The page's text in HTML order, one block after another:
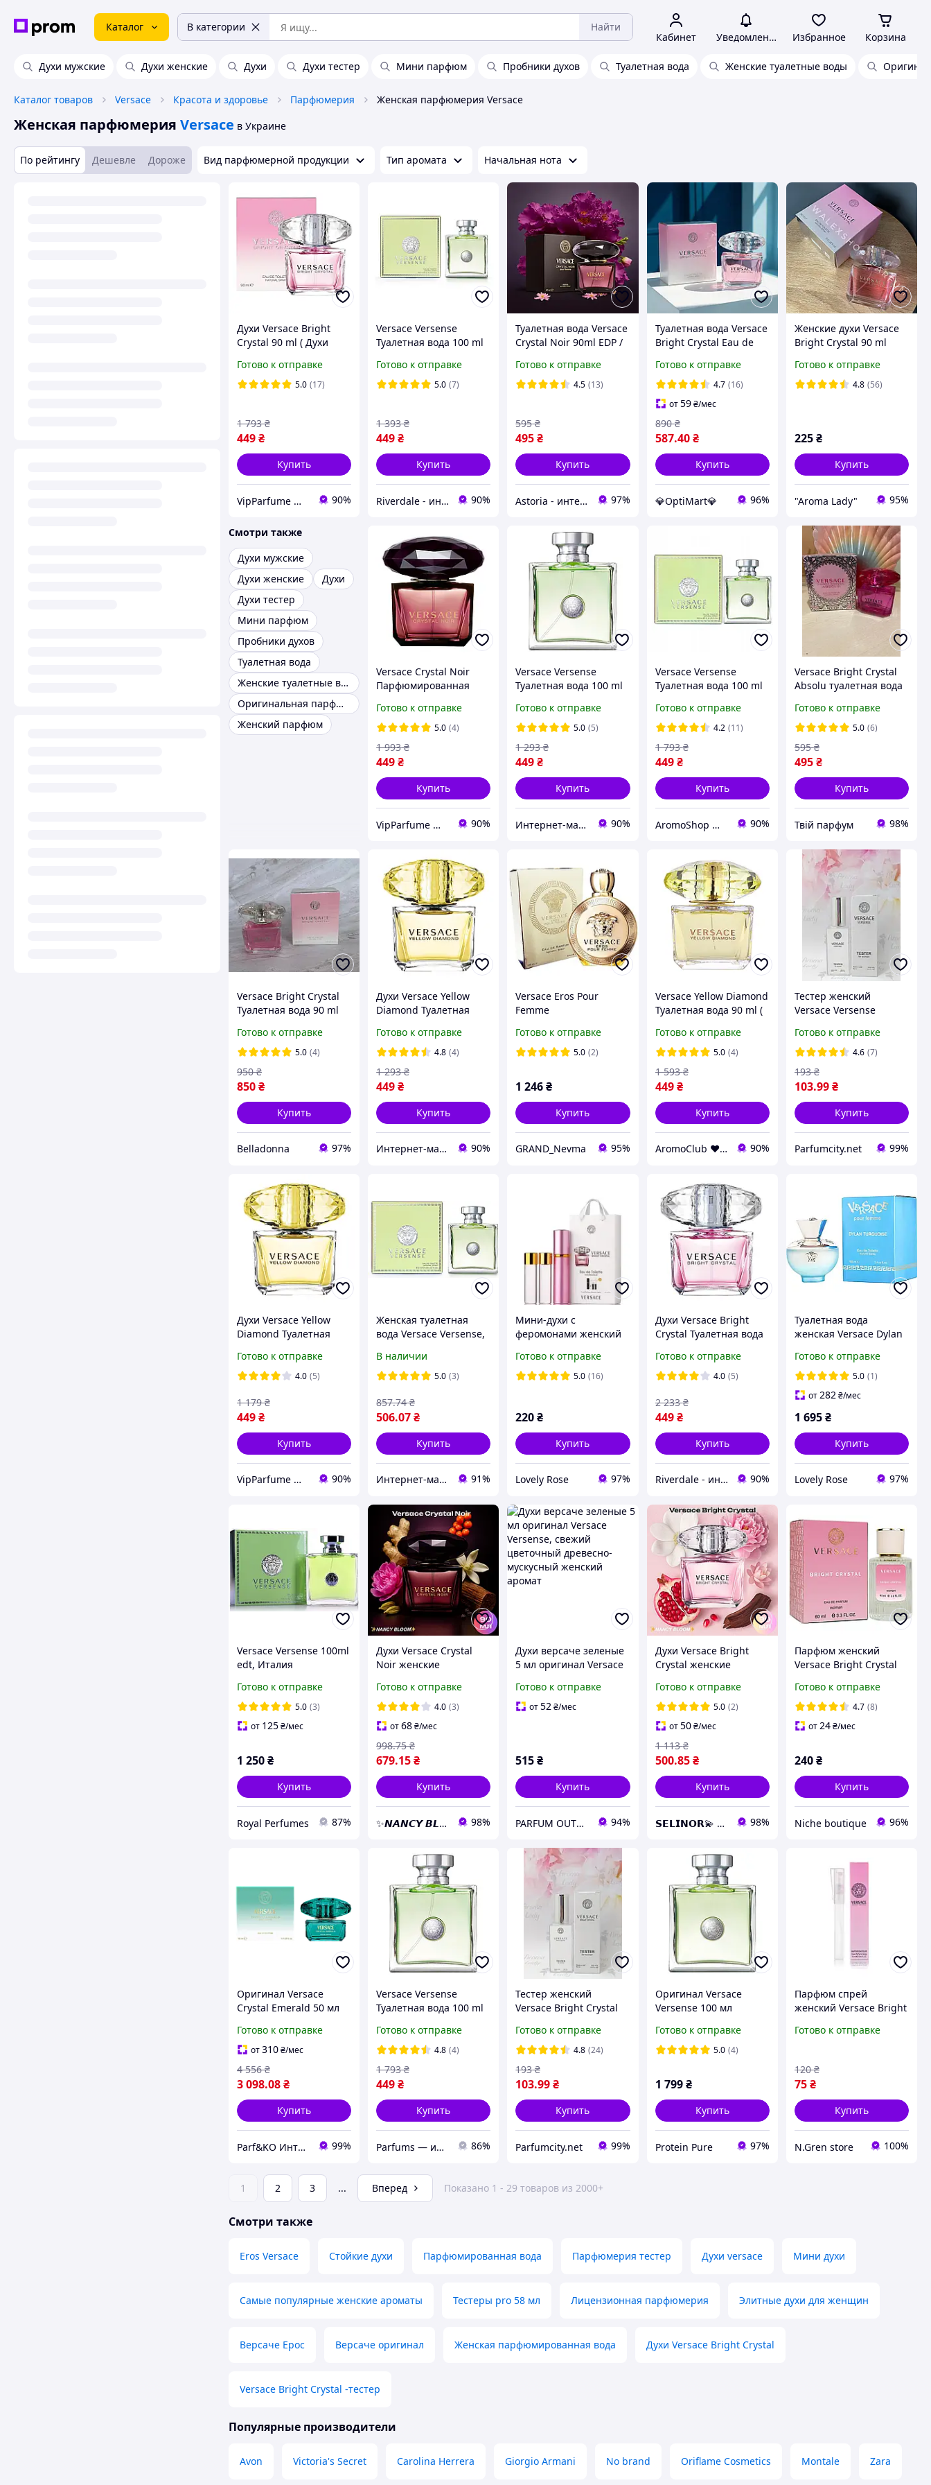
Каталог В категории Найти
Кабинет Уведомления Избранное Корзина
Духи мужские Духи женские Духи Духи тестер Мини парфюм Пробники духов Туалетная вода Женские туалетные воды
Каталог товаров Versace Красота и здоровье Парфюмерия Женская парфюмерия Versace
Женская парфюмерия Versace в Украине
По рейтингу Дешевле Дороже Вид парфюмерной продукции Тип аромата Начальная нота
Духи Versace Bright
Crystal 90 ml ( Духи
90 мл Женская
парфюмерия ) Версаче
Готово к отправке
5.0 (17)
449₴
1 793 ₴
Купить
VipParfume — интернет-магазин парфюмерии и косметики 90%
Versace Versense
Туалетная вода 100 ml
Версенсе Версаче
Зеленый)
Готово к отправке
5.0 (7)
449₴
1 393 ₴
Купить
Riverdale - интернет-магазин 90%
Туалетная вода Versace
Crystal Noir 90ml EDP /
Кристал Ноир /
Версаче Кристалл Нуар
Готово к отправке
4.5 (13)
495₴
595 ₴
Купить
Astoria - интернет-магазин косметики и парфюмерии 97%
Туалетная вода Versace
Bright Crystal Eau de
ml. (лицензия)
Готово к отправке
4.7 (16)
от59 ₴/мес
587.40 ₴
890 ₴
Купить
💎OptiMart💎 96%
Женские духи Versace
Bright Crystal 90 ml
90 мл
Готово к отправке
4.8 (56)
225₴
Купить
"Aroma Lady" 95%
Смотри также
Духи мужские
Духи женские
Духи
Духи тестер
Мини парфюм
Пробники духов
Туалетная вода
Женские туалетные воды
Оригинальная парфюмерия
Женский парфюм
Versace Crystal Noir
Парфюмированная
(Парфюмерная Вода
Версаче)
Готово к отправке
5.0 (4)
449₴
1 993 ₴
Купить
VipParfume — интернет-магазин парфюмерии и косметики 90%
Versace Versense
Туалетная вода 100 ml
Версенсе)
Готово к отправке
5.0 (5)
449₴
1 293 ₴
Купить
Интернет-магазин «ParfumCity» 90%
Versace Versense
Туалетная вода 100 ml
Готово к отправке
4.2 (11)
449 ₴
1 793 ₴
Купить
AromoShop — интернет-магазин парфюмерии и косметики 90%
Versace Bright Crystal
Absolu туалетная вода
Кристал Абсолют
Абсолю Аромат Духи
женские
Готово к отправке
5.0 (6)
495₴
595 ₴
Купить
Твій парфум 98%
Versace Bright Crystal
Туалетная вода 90 ml
Кристал Духи 90 мл
Версаче Брайт Кристал
Готово к отправке
5.0 (4)
850₴
950 ₴
Купить
Belladonna 97%
Духи Versace Yellow
Diamond Туалетная
Versace Yellow
Diamond)
Готово к отправке
4.8 (4)
449₴
1 293 ₴
Купить
Интернет-магазин «ParfumCity» 90%
Versace Eros Pour
Femme
вода 100 ml Духи
Версаче Эрос Пур Фем
Готово к отправке
5.0 (2)
1 246₴
Купить
GRAND_Nevma 95%
Versace Yellow Diamond
Туалетная вода 90 ml (
Даймонд )
Готово к отправке
5.0 (4)
449 ₴
1 593 ₴
Купить
AromoClub ❤ Качественная парфюмерия в Украине 90%
Тестер женский
Versace Versense
мл
Готово к отправке
4.6 (7)
103.99₴
193 ₴
Купить
Parfumcity.net 99%
Духи Versace Yellow
Diamond Туалетная
Духи Женские)
Готово к отправке
4.0 (5)
449₴
1 179 ₴
Купить
VipParfume — интернет-магазин парфюмерии и косметики 90%
Женская туалетная
вода Versace Versense,
фруктовый аромат с
бергамотом,
кедром
В наличии
5.0 (3)
506.07₴
857.74 ₴
Купить
Интернет-магазин Allegoriya 91%
Мини-духи с
ферoмонами женский
3х15 мл
Готово к отправке
5.0 (16)
220₴
Купить
Lovely Rose 97%
Духи Versace Bright
Crystal Туалетная вода
версаче брайт кристал
90 мл Женская
Готово к отправке
4.0 (5)
449 ₴
2 233 ₴
Купить
Riverdale - интернет-магазин 90%
Туалетная вода
женская Versace Dylan
100 ml (Premium)
Готово к отправке
5.0 (1)
от282₴/мес
1 695₴
Купить
Lovely Rose 97%
Versace Versense 100ml
edt, Италия
Готово к отправке
5.0 (3)
от 125₴/мес
1 250₴
Купить
Royal Perfumes 87%
Духи Versace Crystal
Noir женские
чувственный аромат
Парфюмы Версаче
Кристалл Нуар 90 мл
Готово к отправке
4.0 (3)
от68₴/мес
679.15₴
998.75 ₴
Купить
✨𝙉𝘼𝙉𝘾𝙔 𝘽𝙇𝙊𝙊𝙈✨ открой свой аромат 98%
Духи версаче зеленые
5 мл оригинал Versace
цветочный древесно-
мускусный женский
Готово к отправке
от52₴/мес
515₴
Купить
PARFUM OUTLET — оригинальная парфюмерия из Европы 94%
Духи Versace Bright
Crystal женские
аромат с гранатом и
пионом Парфумы
Версаче Брайт Кристал
90 мл
Готово к отправке
5.0 (2)
от50 ₴/мес
500.85 ₴
1 113 ₴
Купить
𝗦𝗘𝗟𝗜𝗡𝗢𝗥💫 Искусство аромата 98%
Парфюм женский
Versace Bright Crystal
Готово к отправке
4.7 (8)
от24₴/мес
240₴
Купить
Niche boutique 96%
Оригинал Versace
Crystal Emerald 50 мл
Эмеральд женские)
парфюмированная
вода
Готово к отправке
от310₴/мес
3 098.08₴
4 556 ₴
Купить
Parf&KO Интернет-магазин оригинальной парфюмерии и косметики 99%
Versace Versense
Туалетная вода 100 ml
Версаче)
Готово к отправке
4.8 (4)
449₴
1 793 ₴
Купить
Parfums — интернет-магазин парфюмерии и косметики 86%
Тестер женский
Versace Bright Crystal
Кристал) 60 мл
Готово к отправке
4.8 (24)
103.99₴
193 ₴
Купить
Parfumcity.net 99%
Оригинал Versace
Versense 100 мл
Готово к отправке
5.0 (4)
1 799 ₴
Купить
Protein Pure 97%
Парфюм спрей
женский Versace Bright
Готово к отправке
75₴
120 ₴
Купить
N.Gren store 100%
1 2 3 ... Вперед Показано 1 - 29 товаров из 2000+
Смотри также
Eros Versace Стойкие духи Парфюмированная вода Парфюмерия тестер Духи versace Мини духи
Самые популярные женские ароматы Тестеры pro 58 мл Лицензионная парфюмерия Элитные духи для женщин
Версаче Ерос Версаче оригинал Женская парфюмированная вода Духи Versace Bright Crystal
Versace Bright Crystal -тестер
Популярные производители
Avon Victoria's Secret Carolina Herrera Giorgio Armani No brand Oriflame Cosmetics Montale Zara